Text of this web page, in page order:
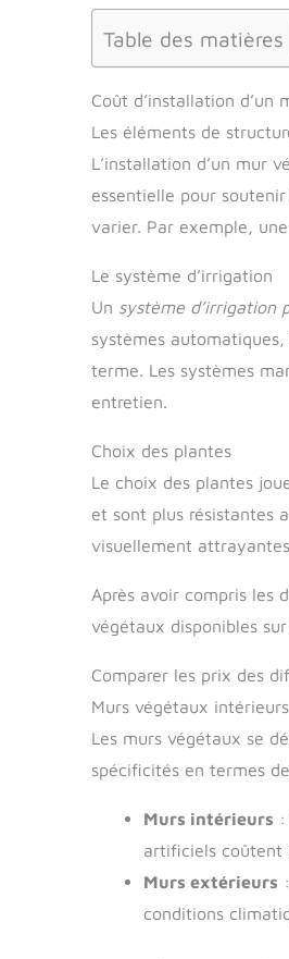
Table des matières
Coût d’installation
Les éléments de
L’installation d’un mur
essentielle pour
varier. Par exemple,
Le système d’irrigation
Un système d’irrigation
systèmes
terme. Les systèmes
entretien.
Choix des plantes
Le choix des plantes
et sont plus résistantes
visuellement
Après avoir compris les
végétaux disponibles
Comparer les prix des
Murs végétaux
Les murs végétaux se
spécificités en termes
Murs intérieurs
artificiels coûtent
Murs extérieurs
conditions